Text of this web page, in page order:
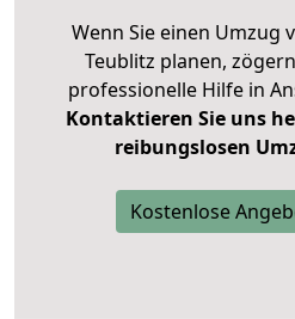
Wenn Sie einen Umzug
Teublitz planen,
professionelle Hilfe in
Kontaktieren Sie uns
reibungslosen
Kostenlose